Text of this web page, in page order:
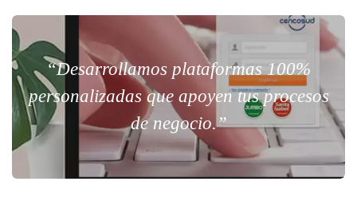
“Desarrollamos plataformas 100%
personalizadas que apoyen tus procesos
de negocio.”